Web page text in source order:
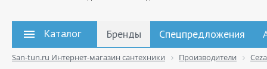
Каталог Бренды Спецпредложения
San-tun.ru Интернет-магазин сантехники Производители